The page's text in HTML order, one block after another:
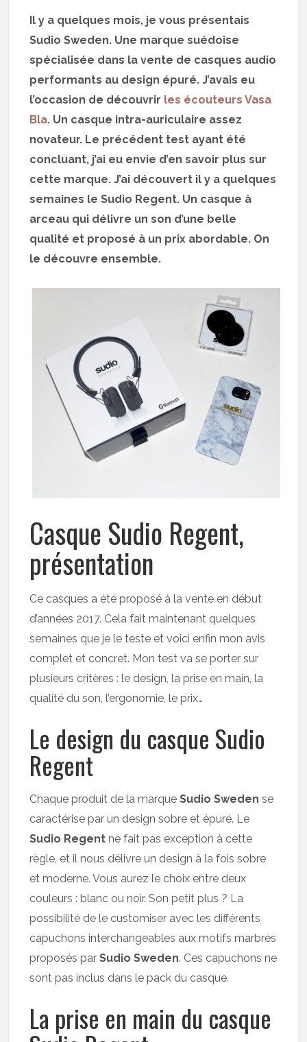
Il y a quelques mois, je vous présentais
Sudio Sweden. Une marque suédoise
spécialisée dans la vente de casques audio
performants au design épuré. J’avais eu
l’occasion de découvrir les écouteurs Vasa
Bla. Un casque intra-auriculaire assez
novateur. Le précédent test ayant été
concluant, j’ai eu envie d’en savoir plus sur
cette marque. J’ai découvert il y a quelques
semaines le Sudio Regent. Un casque à
arceau qui délivre un son d’une belle
qualité et proposé à un prix abordable. On
le découvre ensemble.
Casque Sudio Regent,
présentation
Ce casques a été proposé à la vente en début
d’années 2017. Cela fait maintenant quelques
semaines que je le teste et voici enfin mon avis
complet et concret. Mon test va se porter sur
plusieurs critères : le design, la prise en main, la
qualité du son, l’ergonomie, le prix…
Le design du casque Sudio
Regent
Chaque produit de la marqueSudio Sweden se
caractérise par un design sobre et épuré. Le
Sudio Regent ne fait pas exception à cette
règle, et il nous délivre un design à la fois sobre
et moderne. Vous aurez le choix entre deux
couleurs : blanc ou noir. Son petit plus ? La
possibilité de le customiser avec les différents
capuchons interchangeables aux motifs marbrés
proposés parSudio Sweden. Ces capuchons ne
sont pas inclus dans le pack du casque.
La prise en main du casque